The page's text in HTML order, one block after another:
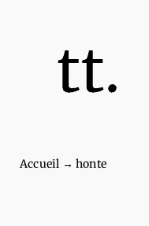
Accueil → honte